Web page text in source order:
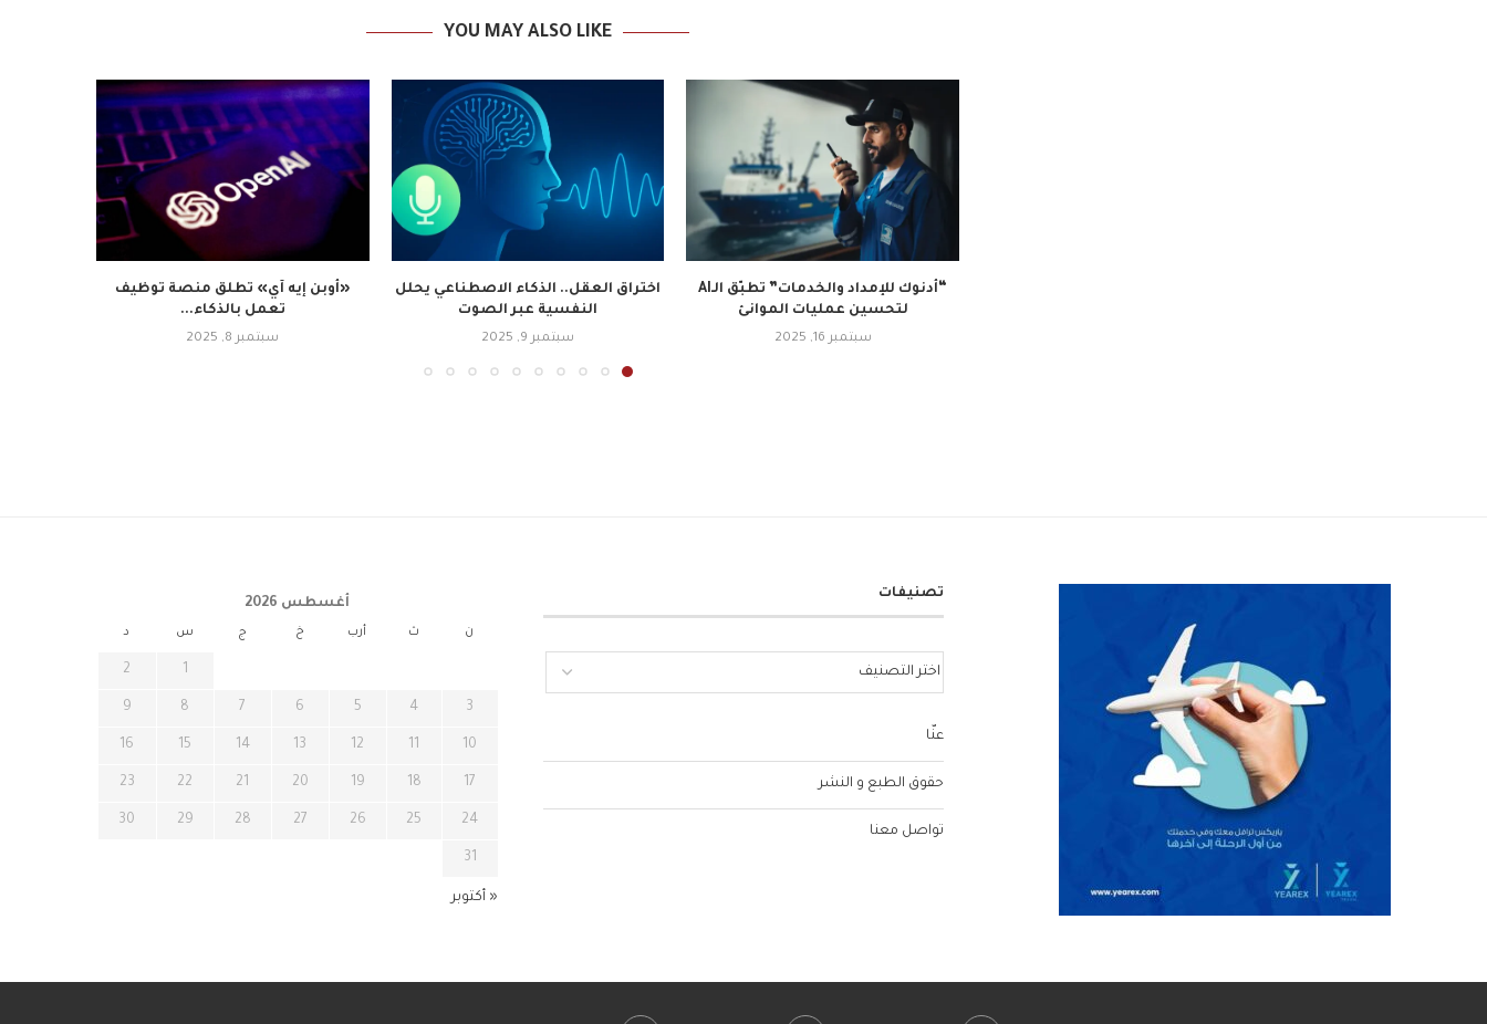
YOU MAY ALSO LIKE
“أدنوك للإمداد والخدمات” تطبّق الـAI
لتحسين عمليات الموانئ
سبتمبر 16, 2025
اختراق العقل.. الذكاء الاصطناعي يحلل
النفسية عبر الصوت
سبتمبر 9, 2025
«أوبن إيه آي» تطلق منصة توظيف
تعمل بالذكاء...
سبتمبر 8, 2025
تصنيفات
عنّا
حقوق الطبع و النشر
تواصل معنا
أغسطس 2026
ن ث أرب خ ج س د
1
2
3
4
5
6
7
8
9
10
11
12
13
14
15
16
17
18
19
20
21
22
23
24
25
26
27
28
29
30
31
« أكتوبر